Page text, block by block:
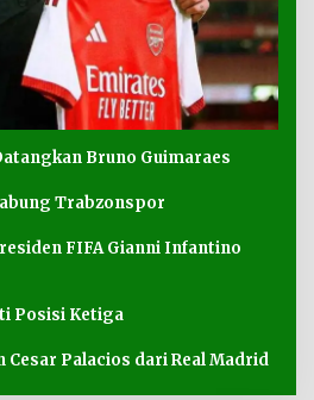
Bruno Guimaraes
Trabzonspor
FIFA Gianni Infantino
Posisi Ketiga
Cesar Palacios dari Real Madrid